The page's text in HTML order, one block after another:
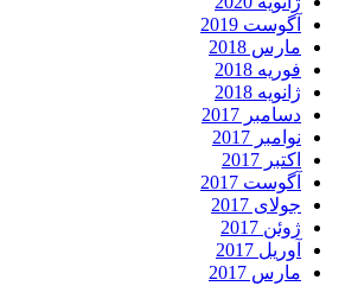
آگوست 2019
مارس 2018
فوریه 2018
ژانویه 2018
دسامبر 2017
نوامبر 2017
اکتبر 2017
آگوست 2017
جولای 2017
ژوئن 2017
آوریل 2017
مارس 2017